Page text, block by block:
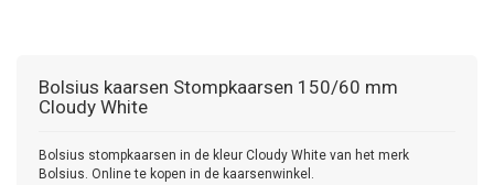
Bolsius kaarsen Stompkaarsen 150/60 mm
Cloudy White
Bolsius stompkaarsen in de kleur Cloudy White van het merk
Bolsius. Online te kopen in de kaarsenwinkel.